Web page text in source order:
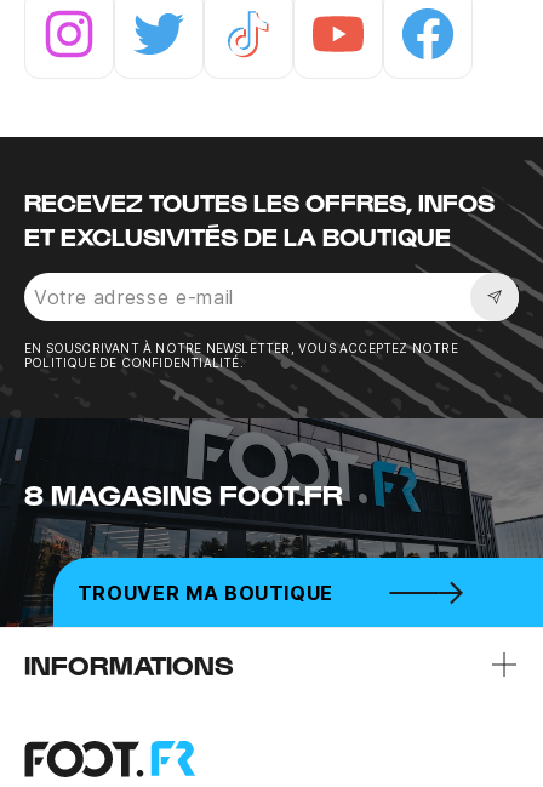
RECEVEZ TOUTES LES OFFRES, INFOS
ET EXCLUSIVITÉS DE LA BOUTIQUE
EN SOUSCRIVANT À NOTRE NEWSLETTER, VOUS ACCEPTEZ NOTRE
POLITIQUE DE CONFIDENTIALITÉ.
8 MAGASINS FOOT.FR
TROUVER MA BOUTIQUE
INFORMATIONS